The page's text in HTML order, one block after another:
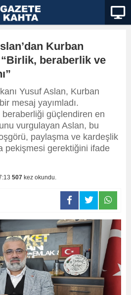
Kurban
“Birlik, beraberlik ve
Yusuf Aslan, Kurban
mesaj yayımladı.
beraberliği güçlendiren en
vurgulayan Aslan, bu
paylaşma ve kardeşlik
pekişmesi gerektiğini ifade
507 kez okundu.